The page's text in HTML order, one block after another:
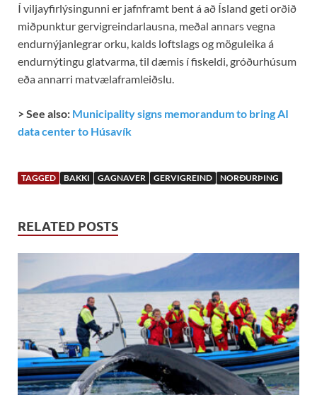
Í viljayfirlýsingunni er jafnframt bent á að Ísland geti orðið
miðpunktur gervigreindarlausna, meðal annars vegna
endurnýjanlegrar orku, kalds loftslags og möguleika á
endurnýtingu glatvarma, til dæmis í fiskeldi, gróðurhúsum
eða annarri matvælaframleiðslu.
> See also: Municipality signs memorandum to bring AI
data center to Húsavík
TAGGED BAKKI GAGNAVER GERVIGREIND NORÐURÞING
RELATED POSTS